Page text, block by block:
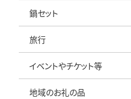
鍋セット
旅行
イベントやチケット等
地域のお礼の品